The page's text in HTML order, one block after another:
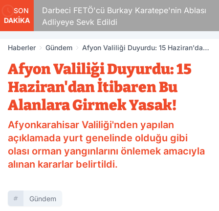
SON
DAKİKA
Darbeci FETÖ'cü Burkay Karatepe'nin Ablası
Adliyeye Sevk Edildi
Haberler Gündem
Afyon Valiliği Duyurdu: 15 Haziran'dan
Afyon Valiliği Duyurdu: 15
Haziran'dan İtibaren Bu
Alanlara Girmek Yasak!
Afyonkarahisar Valiliği'nden yapılan
açıklamada yurt genelinde olduğu gibi
olası orman yangınlarını önlemek amacıyla
alınan kararlar belirtildi.
Gündem